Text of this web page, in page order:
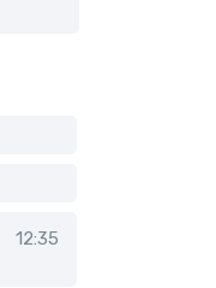
12:35